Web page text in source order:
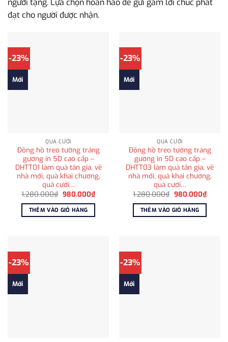
người tặng. Lựa chọn hoàn hảo để gửi gắm lời chúc phát
đạt cho người được nhận.
-23%
Mới
QUÀ CƯỚI
Đồng hồ treo tường tráng
gương in 5D cao cấp –
DHTT01 làm quà tân gia, về
nhà mới, quà khai chương,
quà cưới…
1.280.000₫ Giá
là:
1.280.000₫.
980.000₫Giá
hiện
980.000₫.
THÊM VÀO GIỎ HÀNG
-23%
Mới
QUÀ CƯỚI
Đồng hồ treo tường tráng
gương in 5D cao cấp –
DHTT03 làm quà tân gia, về
nhà mới, quà khai chương,
quà cưới…
1.280.000₫ Giá
là:
1.280.000₫.
980.000₫Giá
hiện
THÊM VÀO GIỎ HÀNG
-23%
Mới
-23%
Mới